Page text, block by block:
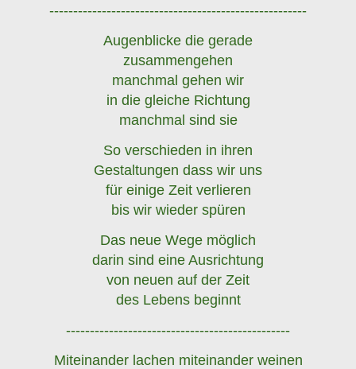
------------------------------------------------------
Augenblicke die gerade
zusammengehen
manchmal gehen wir
in die gleiche Richtung
manchmal sind sie
So verschieden in ihren
Gestaltungen dass wir uns
für einige Zeit verlieren
bis wir wieder spüren
Das neue Wege möglich
darin sind eine Ausrichtung
von neuen auf der Zeit
des Lebens beginnt
-----------------------------------------------
Miteinander lachen miteinander weinen